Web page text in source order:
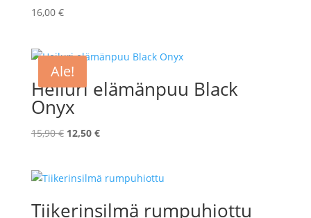
16,00 €
Ale!
Heiluri elämänpuu Black
Onyx
15,90€ Alkuperäinen
15,90 €.
12,50 €Nykyinen
12,50 €.
Tiikerinsilmä rumpuhiottu